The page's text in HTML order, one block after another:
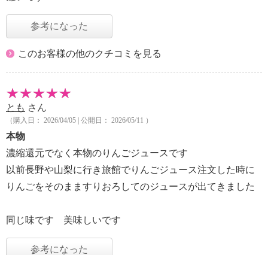
参考になった
このお客様の他のクチコミを見る
とも さん
（購入日： 2026/04/05 | 公開日： 2026/05/11 ）
本物
濃縮還元でなく本物のりんごジュースです
以前長野や山梨に行き旅館でりんごジュース注文した時に
りんごをそのまますりおろしてのジュースが出てきました
同じ味です 美味しいです
参考になった